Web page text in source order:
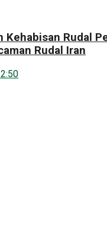
Kehabisan Rudal
Rudal Iran